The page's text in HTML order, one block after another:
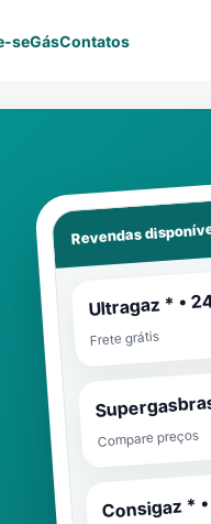
seGásContatos
Revendas
Ultragaz * •
Frete grátis
Compare preços
Consigaz *